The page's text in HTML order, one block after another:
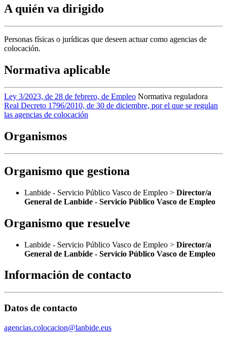
A quién va dirigido
Personas físicas o jurídicas que deseen actuar como agencias de
colocación.
Normativa aplicable
Ley 3/2023, de 28 de febrero, de Empleo Normativa reguladora
Real Decreto 1796/2010, de 30 de diciembre, por el que se regulan
las agencias de colocación
Organismos
Organismo que gestiona
Lanbide - Servicio Público Vasco de Empleo > Director/a
General de Lanbide - Servicio Público Vasco de Empleo
Organismo que resuelve
Lanbide - Servicio Público Vasco de Empleo > Director/a
General de Lanbide - Servicio Público Vasco de Empleo
Información de contacto
Datos de contacto
agencias.colocacion@lanbide.eus